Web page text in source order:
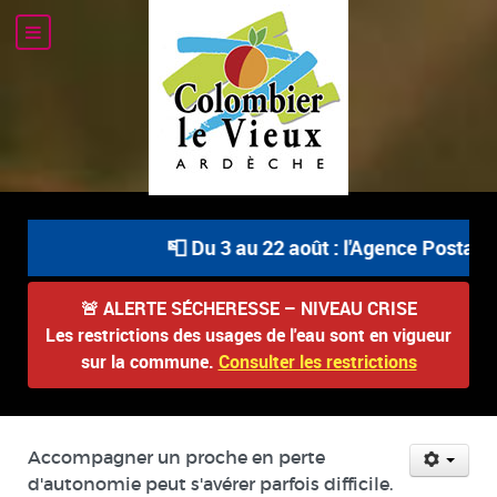
📮 Du 3 au 22 août : l'Agence
🚨 ALERTE SÉCHERESSE – NIVEAU CRISE
Les restrictions des usages de l'eau sont en vigueur
sur la commune. Consulter les restrictions
Accompagner un proche en perte
d'autonomie peut s'avérer parfois difficile.